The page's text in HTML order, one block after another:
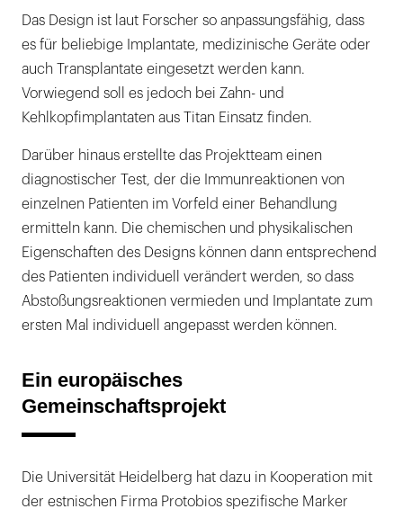
Das Design ist laut Forscher so anpassungsfähig, dass
es für beliebige Implantate, medizinische Geräte oder
auch Transplantate eingesetzt werden kann.
Vorwiegend soll es jedoch bei Zahn- und
Kehlkopfimplantaten aus Titan Einsatz finden.
Darüber hinaus erstellte das Projektteam einen
diagnostischer Test, der die Immunreaktionen von
einzelnen Patienten im Vorfeld einer Behandlung
ermitteln kann. Die chemischen und physikalischen
Eigenschaften des Designs können dann entsprechend
des Patienten individuell verändert werden, so dass
Abstoßungsreaktionen vermieden und Implantate zum
ersten Mal individuell angepasst werden können.
Ein europäisches
Gemeinschaftsprojekt
Die Universität Heidelberg hat dazu in Kooperation mit
der estnischen Firma Protobios spezifische Marker